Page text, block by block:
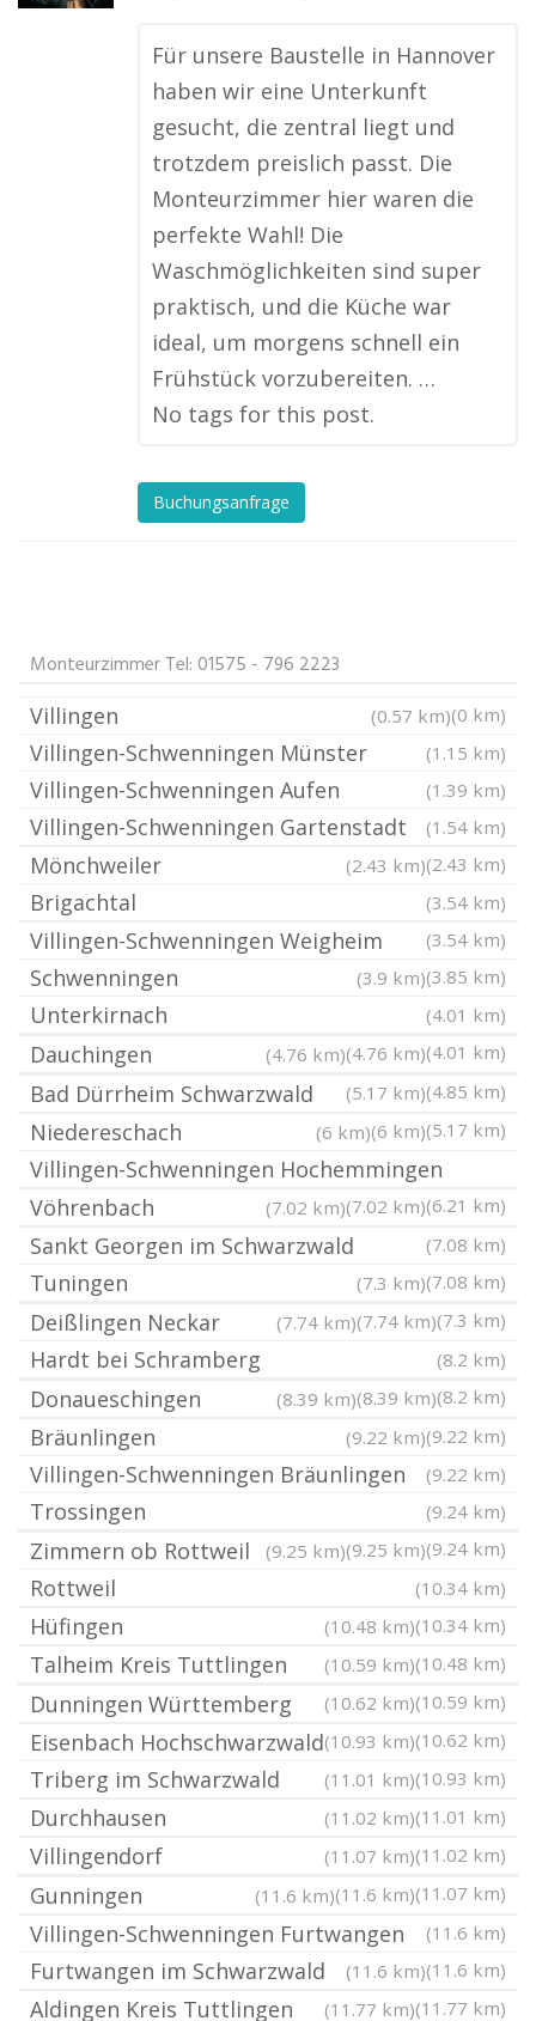
Für unsere Baustelle in Hannover
haben wir eine Unterkunft
gesucht, die zentral liegt und
trotzdem preislich passt. Die
Monteurzimmer hier waren die
perfekte Wahl! Die
Waschmöglichkeiten sind super
praktisch, und die Küche war
ideal, um morgens schnell ein
Frühstück vorzubereiten. …
No tags for this post.
Buchungsanfrage
Monteurzimmer Tel: 01575 - 796 2223
(0 km)
Villingen (0.57 km)
Villingen-Schwenningen Münster (1.15 km)
Villingen-Schwenningen Aufen (1.39 km)
Villingen-Schwenningen Gartenstadt
(1.54 km)
(2.43 km)
Mönchweiler (2.43 km)
Brigachtal
(3.54 km)
(3.54 km)
Villingen-Schwenningen Weigheim
(3.85 km)
Schwenningen (3.9 km)
Unterkirnach
(4.01 km)
(4.01 km)
(4.76 km)
Dauchingen
(4.76 km)
(4.85 km)
(5.17 km)
Bad Dürrheim Schwarzwald
(5.17 km)
(6 km)
Niedereschach (6 km)
Villingen-Schwenningen Hochemmingen
(6.21 km)
(7.02 km)
Vöhrenbach
(7.02 km)
(7.08 km)
Sankt Georgen im Schwarzwald
(7.08 km)
Tuningen
(7.3 km)
(7.3 km)
(7.74 km)
Deißlingen Neckar (7.74 km)
Hardt bei Schramberg
(8.2 km)
(8.2 km)
(8.39 km)
Donaueschingen
(8.39 km)
(9.22 km)
Bräunlingen (9.22 km)
Villingen-Schwenningen Bräunlingen (9.22 km)
Trossingen
(9.24 km)
(9.24 km)
(9.25 km)
Zimmern ob Rottweil (9.25 km)
Rottweil
(10.34 km)
(10.34 km)
Hüfingen
(10.48 km)
(10.48 km)
Talheim Kreis Tuttlingen
(10.59 km)
(10.59 km)
(10.62 km)
Dunningen Württemberg
(10.62 km)
(10.93 km)
Eisenbach Hochschwarzwald
(10.93 km)
Triberg im Schwarzwald
(11.01 km)
(11.01 km)
Durchhausen
(11.02 km)
(11.02 km)
Villingendorf
(11.07 km)
(11.07 km)
(11.6 km)
Gunningen
(11.6 km)
(11.6 km)
Villingen-Schwenningen Furtwangen
(11.6 km)
Furtwangen im Schwarzwald
(11.6 km)
(11.77 km)
Aldingen Kreis Tuttlingen (11.77 km)